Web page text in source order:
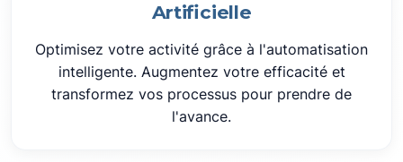
Artificielle
Optimisez votre activité grâce à l'automatisation
intelligente. Augmentez votre efficacité et
transformez vos processus pour prendre de
l'avance.